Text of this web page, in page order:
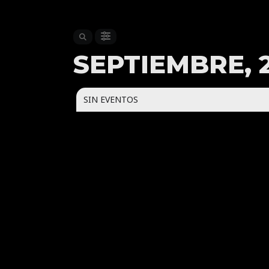
SEPTIEMBRE,
SIN EVENTOS